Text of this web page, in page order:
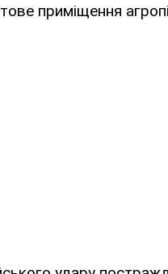
приміщення